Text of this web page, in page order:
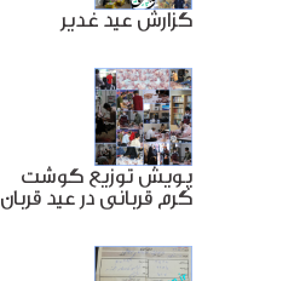
گزارش عید غدیر
پویش توزیع گوشت
گرم قربانی در عید قربان